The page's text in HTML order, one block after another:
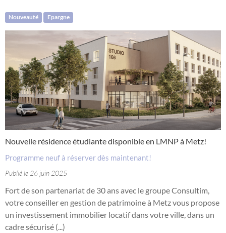
Nouveauté Epargne
Nouvelle résidence étudiante disponible en LMNP à Metz!
Programme neuf à réserver dès maintenant!
Publié le 26 juin 2025
Fort de son partenariat de 30 ans avec le groupe Consultim,
votre conseiller en gestion de patrimoine à Metz vous propose
un investissement immobilier locatif dans votre ville, dans un
cadre sécurisé (...)